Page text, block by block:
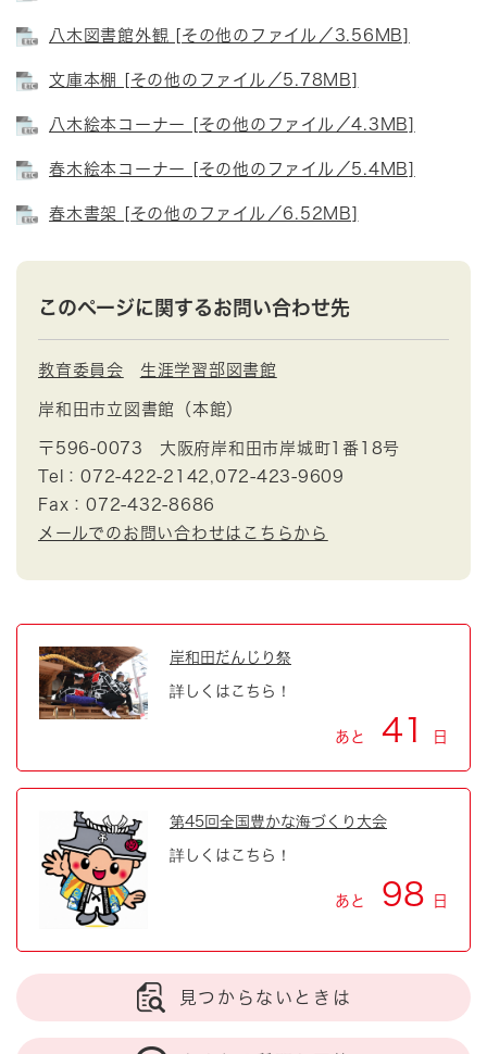
八木図書館外観 [その他のファイル／3.56MB]
文庫本棚 [その他のファイル／5.78MB]
八木絵本コーナー [その他のファイル／4.3MB]
春木絵本コーナー [その他のファイル／5.4MB]
春木書架 [その他のファイル／6.52MB]
このページに関するお問い合わせ先
教育委員会 生涯学習部図書館
岸和田市立図書館（本館）
〒596-0073
大阪府岸和田市岸城町1番18号
Tel：072-422-2142,072-423-9609
Fax：072-432-8686
メールでのお問い合わせはこちらから
岸和田だんじり祭
詳しくはこちら！
あと 41 日
第45回全国豊かな海づくり大会
詳しくはこちら！
あと 98 日
見つからないときは